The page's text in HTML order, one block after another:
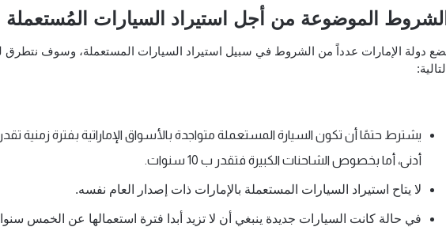
الشروط الموضوعة من أجل استيراد السيارات المُستعملة
التالية:
أدنى، أما بخصوص الشاحنات الكبيرة فتقدر ب 10 سنوات.
لا يتاح استيراد السيارات المستعملة بالإمارات ذات إصدار العام نفسه.
في حالة كانت السيارات جديدة ينبغي أن لا تزيد أبدا فترة استعمالها عن الخمس